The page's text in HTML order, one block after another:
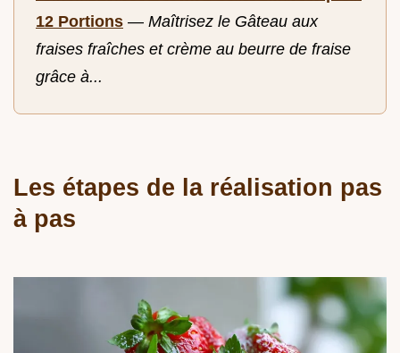
12 Portions — Maîtrisez le Gâteau aux
fraises fraîches et crème au beurre de fraise
grâce à...
Les étapes de la réalisation pas
à pas